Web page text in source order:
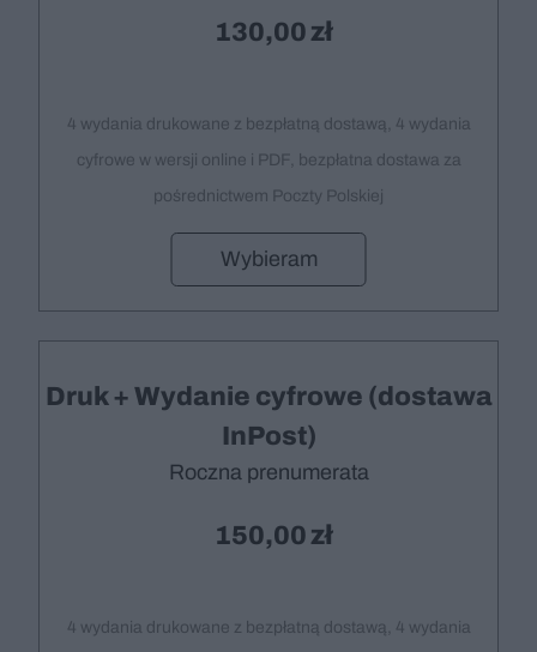
130,00
4 wydania drukowane z bezpłatną dostawą, 4 wydania
cyfrowe w wersji online i PDF, bezpłatna dostawa za
pośrednictwem Poczty Polskiej
Wybieram
Druk + Wydanie cyfrowe (dostawa
InPost)
Roczna prenumerata
150,00
4 wydania drukowane z bezpłatną dostawą, 4 wydania